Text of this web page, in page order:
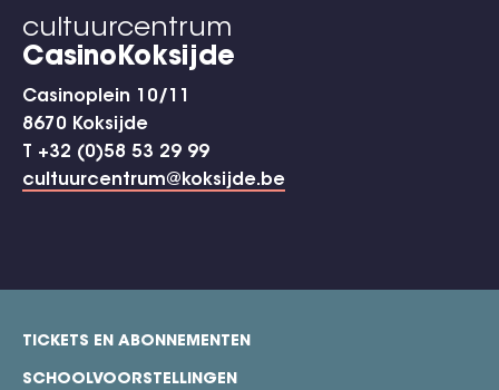
cultuurcentrum
CasinoKoksijde
Casinoplein 10/11
8670 Koksijde
T +32 (0)58 53 29 99
cultuurcentrum@koksijde.be
footer
TICKETS EN ABONNEMENTEN
SCHOOLVOORSTELLINGEN